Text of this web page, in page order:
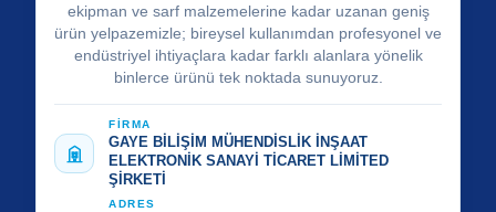
ekipman ve sarf malzemelerine kadar uzanan geniş
ürün yelpazemizle; bireysel kullanımdan profesyonel ve
endüstriyel ihtiyaçlara kadar farklı alanlara yönelik
binlerce ürünü tek noktada sunuyoruz.
FİRMA
GAYE BİLİŞİM MÜHENDİSLİK İNŞAAT
ELEKTRONİK SANAYİ TİCARET LİMİTED
ŞİRKETİ
ADRES